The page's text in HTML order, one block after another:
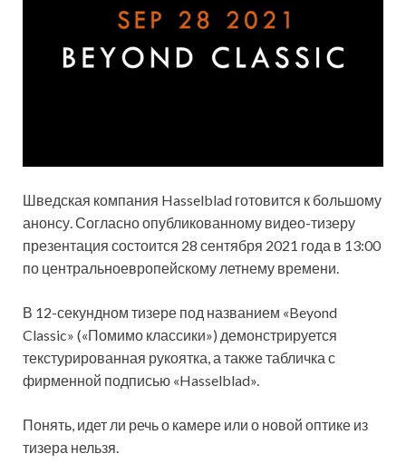
Шведская компания Hasselblad готовится к большому
анонсу. Согласно опубликованному видео-тизеру
презентация состоится 28 сентября 2021 года в 13:00
по центральноевропейскому летнему времени.
В 12-секундном тизере под названием «Beyond
Classic» («Помимо классики») демонстрируется
текстурированная рукоятка, а также табличка с
фирменной подписью «Hasselblad».
Понять, идет ли речь о камере или о новой оптике из
тизера нельзя.